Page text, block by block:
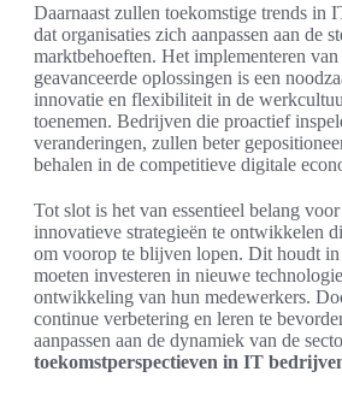
Daarnaast zullen toekomstige trends in
dat organisaties zich aanpassen aan de
marktbehoeften. Het implementeren
geavanceerde oplossingen is een
innovatie en flexibiliteit in de
toenemen. Bedrijven die proactief
veranderingen, zullen beter
behalen in de competitieve digitale
Tot slot is het van essentieel belang
innovatieve strategieën te ontwikkelen
om voorop te blijven lopen. Dit houdt
moeten investeren in nieuwe
ontwikkeling van hun medewerkers.
continue verbetering en leren te
aanpassen aan de dynamiek van de
toekomstperspectieven in IT